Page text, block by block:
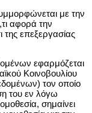
με την
αφορά την
επεξεργασίας
εφαρμόζεται
Κοινοβουλίου
τον οποίο
του εν λόγω
σημαίνει